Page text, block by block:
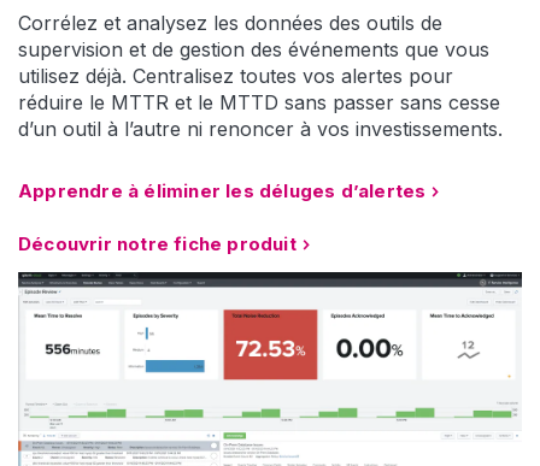
Corrélez et analysez les données des outils de
supervision et de gestion des événements que vous
utilisez déjà. Centralisez toutes vos alertes pour
réduire le MTTR et le MTTD sans passer sans cesse
d’un outil à l’autre ni renoncer à vos investissements.
Apprendre à éliminer les déluges d’alertes
Découvrir notre fiche produit